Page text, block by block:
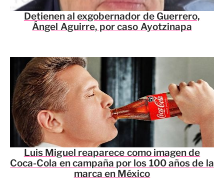
Detienen al exgobernador de Guerrero,
Ángel Aguirre, por caso Ayotzinapa
Luis Miguel reaparece como imagen de
Coca-Cola en campaña por los 100 años de la
marca en México